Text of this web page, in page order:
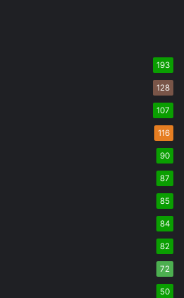
193
128
107
116
90
87
85
84
82
72
50